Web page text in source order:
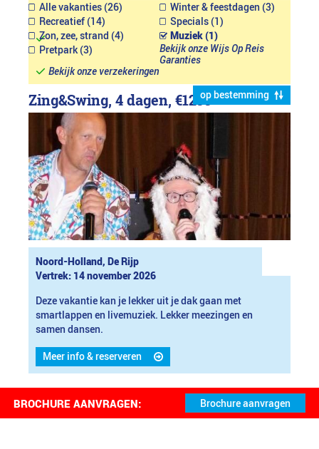
Alle vakanties (26)
Winter & feestdagen (3)
Recreatief (14)
Specials (1)
Zon, zee, strand (4)
Muziek (1)
Pretpark (3)
Bekijk onze Wijs Op Reis
Garanties
Bekijk onze verzekeringen
op bestemming
Zing&Swing, 4 dagen, €1299
Noord-Holland, De Rijp
Vertrek: 14 november 2026
Deze vakantie kan je lekker uit je dak gaan met
smartlappen en livemuziek. Lekker meezingen en
samen dansen.
Meer info & reserveren
BROCHURE AANVRAGEN: